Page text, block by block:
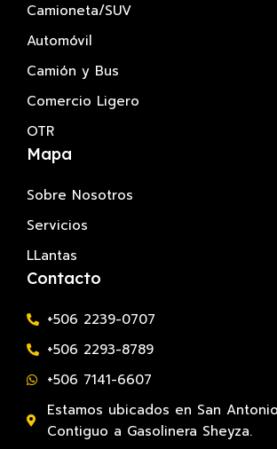
Camioneta/SUV
Automóvil
Camión y Bus
Comercio Ligero
OTR
Mapa
Sobre Nosotros
Servicios
LLantas
Contacto
+506 2239-0707
+506 2293-8789
+506 7141-6607
Estamos ubicados en San
Contiguo a Gasolinera Sheyza.